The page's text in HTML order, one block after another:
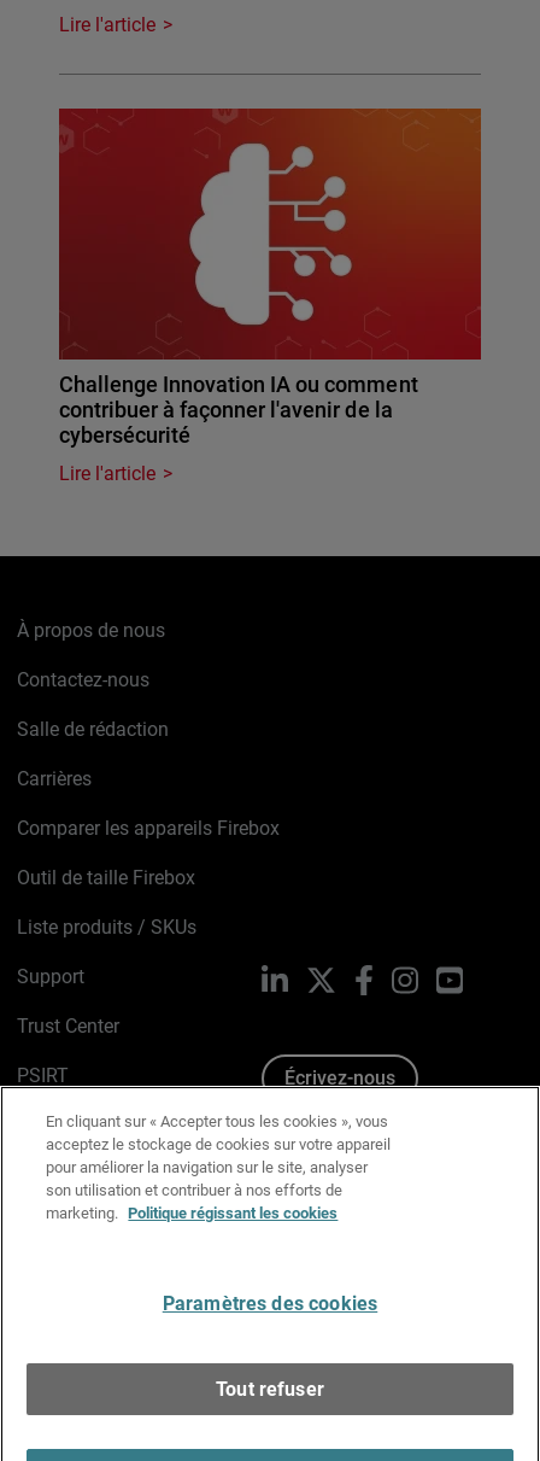
Lire l'article
Challenge Innovation IA ou comment
contribuer à façonner l'avenir de la
cybersécurité
Lire l'article
À propos de nous
Contactez-nous
Salle de rédaction
Carrières
Comparer les appareils Firebox
Outil de taille Firebox
Liste produits / SKUs
Support
Trust Center
PSIRT
Avis sur les cookies
Politique de confidentialité
Charte Graphique
LinkedIn FacebookInstagramYouTube
Écrivez-nous
En cliquant sur « Accepter tous les cookies », vous
acceptez le stockage de cookies sur votre appareil
pour améliorer la navigation sur le site, analyser
son utilisation et contribuer à nos efforts de
marketing. Politique régissant les cookies
Paramètres des cookies
Tout refuser